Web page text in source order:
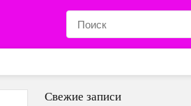
Свежие записи